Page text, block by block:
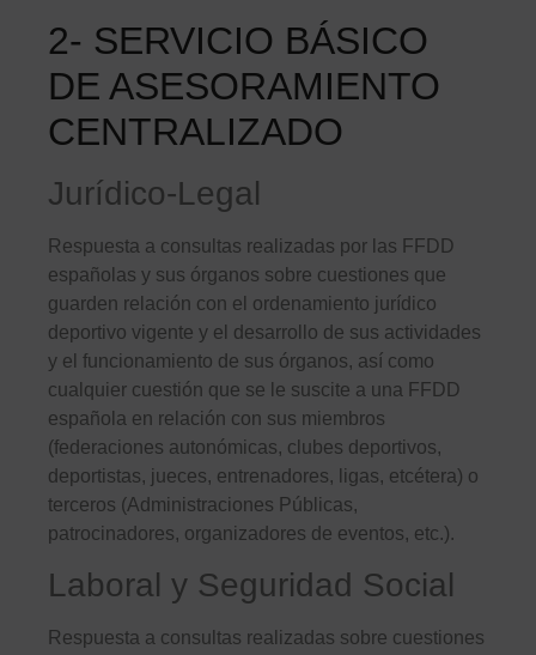
2- SERVICIO BÁSICO
DE ASESORAMIENTO
CENTRALIZADO
Jurídico-Legal
Respuesta a consultas realizadas por las FFDD
españolas y sus órganos sobre cuestiones que
guarden relación con el ordenamiento jurídico
deportivo vigente y el desarrollo de sus actividades
y el funcionamiento de sus órganos, así como
cualquier cuestión que se le suscite a una FFDD
española en relación con sus miembros
(federaciones autonómicas, clubes deportivos,
deportistas, jueces, entrenadores, ligas, etcétera) o
terceros (Administraciones Públicas,
patrocinadores, organizadores de eventos, etc.).
Laboral y Seguridad Social
Respuesta a consultas realizadas sobre cuestiones